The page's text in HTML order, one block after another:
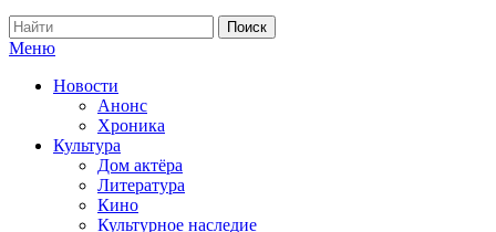
Меню
Новости
Анонс
Хроника
Культура
Дом актёра
Литература
Кино
Культурное наследие